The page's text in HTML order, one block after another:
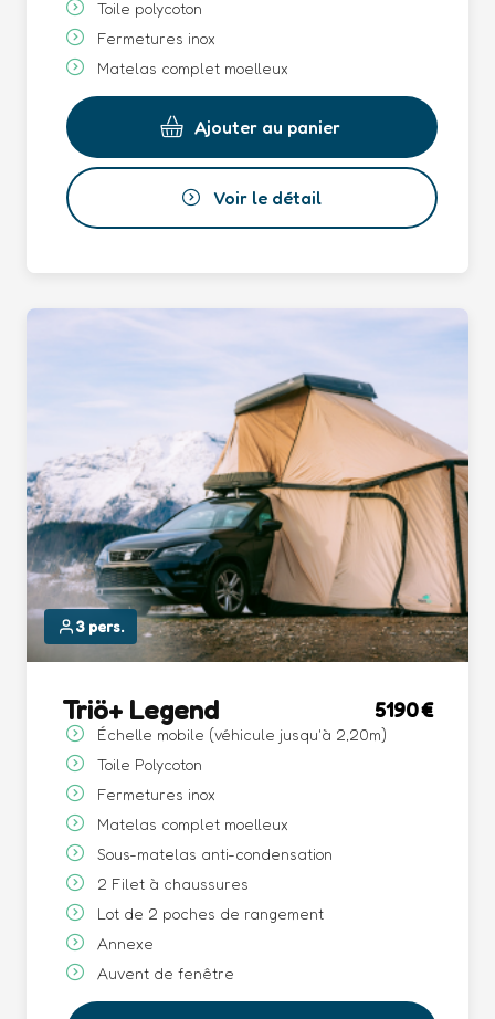
Toile polycoton
Fermetures inox
Matelas complet moelleux
Ajouter au panier
Voir le détail
3 pers.
Triö+ Legend 5190
Échelle mobile (véhicule jusqu'à 2,20m)
Toile Polycoton
Fermetures inox
Matelas complet moelleux
Sous-matelas anti-condensation
2 Filet à chaussures
Lot de 2 poches de rangement
Annexe
Auvent de fenêtre